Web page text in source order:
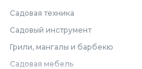
Садовая техника
Садовый инструмент
Грили, мангалы и барбекю
Садовая мебель